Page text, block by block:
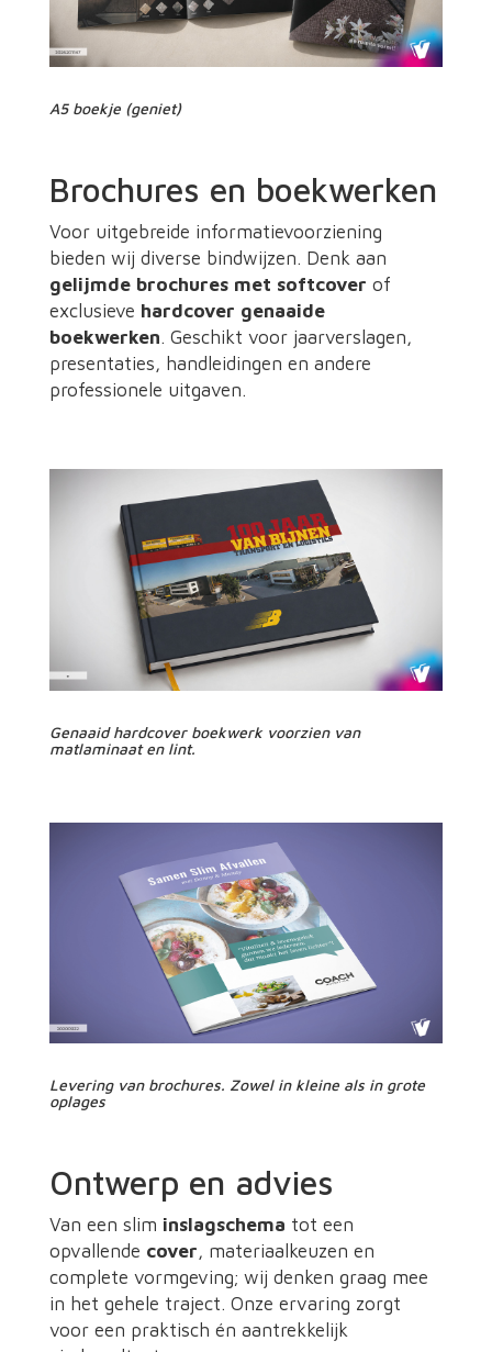
A5 boekje (geniet)
Brochures en boekwerken
Voor uitgebreide informatievoorziening
bieden wij diverse bindwijzen. Denk aan
gelijmde brochures met softcover of
exclusieve hardcover genaaide
boekwerken. Geschikt voor jaarverslagen,
presentaties, handleidingen en andere
professionele uitgaven.
Genaaid hardcover boekwerk voorzien van
matlaminaat en lint.
Levering van brochures. Zowel in kleine als in grote
oplages
Ontwerp en advies
Van een slim inslagschema tot een
opvallende cover, materiaalkeuzen en
complete vormgeving; wij denken graag mee
in het gehele traject. Onze ervaring zorgt
voor een praktisch én aantrekkelijk